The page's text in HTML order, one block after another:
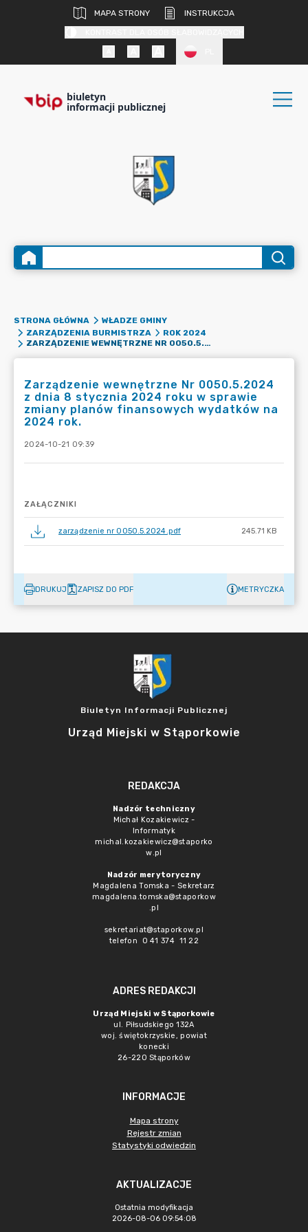
MAPA STRONY
INSTRUKCJA
biuletyn
informacji publicznej
STRONA GŁÓWNA
WŁADZE GMINY
ZARZĄDZENIA BURMISTRZA
ROK 2024
ZARZĄDZENIE WEWNĘTRZNE NR 0050.5.2024 Z DNIA 8 STYCZNIA 2024 ROKU W SPRAWIE ZMIANY PLANÓW FINANSOWYCH WYDATKÓW NA 2024 ROK.
Zarządzenie wewnętrzne Nr 0050.5.2024
z dnia 8 stycznia 2024 roku w sprawie
zmiany planów finansowych wydatków na
2024 rok.
2024-10-21 09:39
ZAŁĄCZNIKI
zarządzenie nr 0050.5.2024.pdf 245.71 KB
DRUKUJ ZAPISZ DO PDF METRYCZKA
Biuletyn Informacji Publicznej
Urząd Miejski w Stąporkowie
REDAKCJA
Nadzór techniczny
Michał Kozakiewicz -
Informatyk
michal.kozakiewicz@staporko
w.pl
Nadzór merytoryczny
Magdalena Tomska - Sekretarz
magdalena.tomska@staporkow
.pl
sekretariat@staporkow.pl
telefon 0 41 374 11 22
ADRES REDAKCJI
Urząd Miejski w Stąporkowie
ul. Piłsudskiego 132A
woj. świętokrzyskie, powiat
konecki
26-220 Stąporków
INFORMACJE
Mapa strony
Rejestr zmian
Statystyki odwiedzin
AKTUALIZACJE
Ostatnia modyfikacja
2026-08-06 09:54:08